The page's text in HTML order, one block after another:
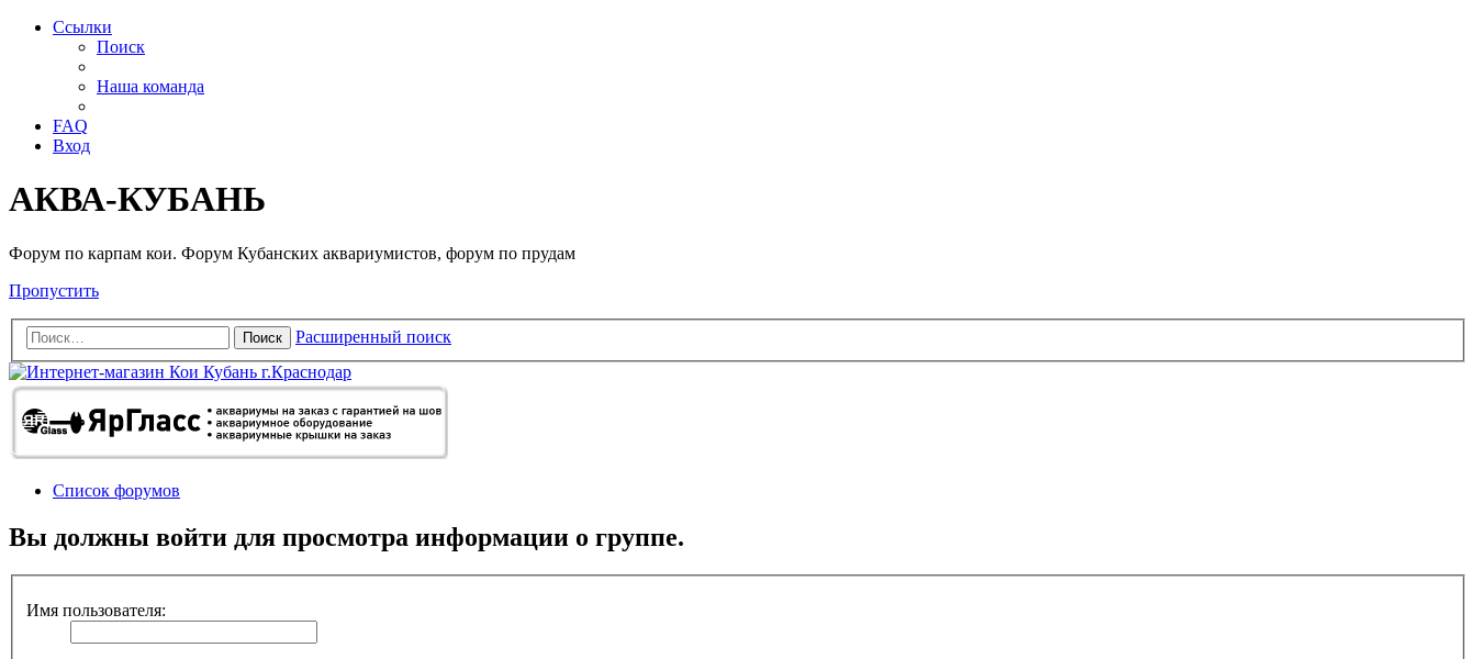
Ссылки
Поиск
Наша команда
FAQ
Вход
АКВА-КУБАНЬ
Форум по карпам кои. Форум Кубанских аквариумистов, форум по прудам
Пропустить
Поиск Расширенный поиск
Список форумов
Вы должны войти для просмотра информации о группе.
Имя пользователя: